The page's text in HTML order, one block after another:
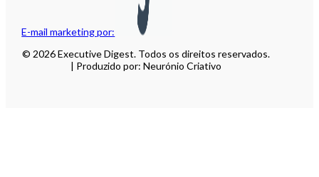
E-mail marketing por:
© 2026 Executive Digest. Todos os direitos reservados.
| Produzido por: Neurónio Criativo